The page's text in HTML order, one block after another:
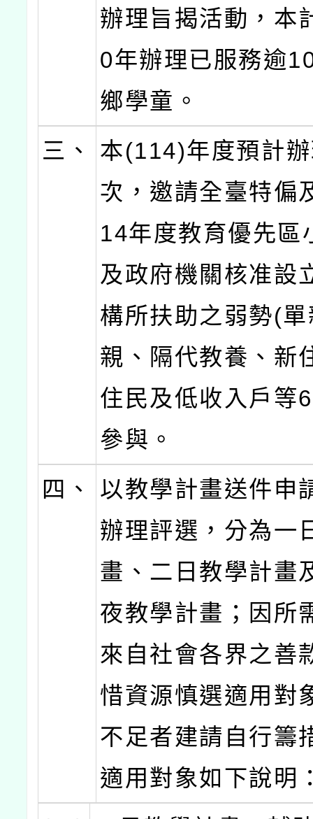
辦理旨揭活動，本
0年辦理已服務逾
鄉學童。
三、
本(114)年度預計
次，邀請全臺特偏
14年度教育優先區
及政府機關核准設
構所扶助之弱勢(
親、隔代教養、新
住民及低收入戶等
參與。
四、
以教學計畫送件申
辦理評選，分為一
畫、二日教學計畫
夜教學計畫；因所
來自社會各界之善
惜資源慎選適用對
不足者建請自行籌
適用對象如下說明